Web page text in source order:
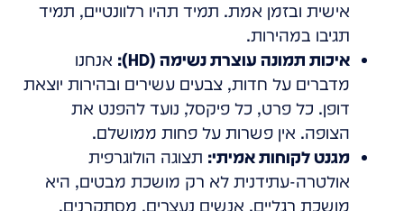
אישית ובזמן אמת. תמיד תהיו רלוונטיים, תמיד
תגיבו במהירות.
איכות תמונה עוצרת נשימה (HD):
אנחנו
מדברים על חדות, צבעים עשירים ובהירות יוצאת
דופן. כל פרט, כל פיקסל, נועד להפנט את
הצופה. אין פשרות על פחות ממושלם.
מגנט לקוחות אמיתי: תצוגה הולוגרפית
אולטרה-עתידנית לא רק מושכת מבטים, היא
מושכת רגליים. אנשים נעצרים, מסתקרנים,